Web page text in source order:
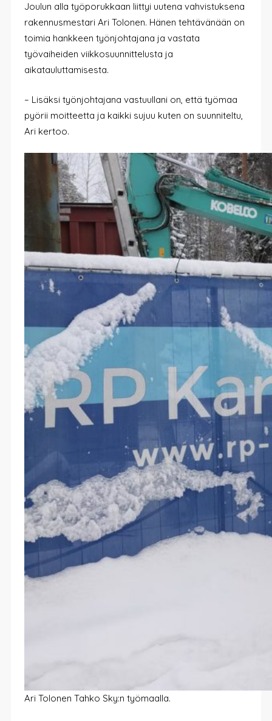
Joulun alla työporukkaan liittyi uutena vahvistuksena
rakennusmestari Ari Tolonen. Hänen tehtävänään on
toimia hankkeen työnjohtajana ja vastata
työvaiheiden viikkosuunnittelusta ja
aikatauluttamisesta.
– Lisäksi työnjohtajana vastuullani on, että työmaa
pyörii moitteetta ja kaikki sujuu kuten on suunniteltu,
Ari kertoo.
Ari Tolonen Tahko Sky:n työmaalla.